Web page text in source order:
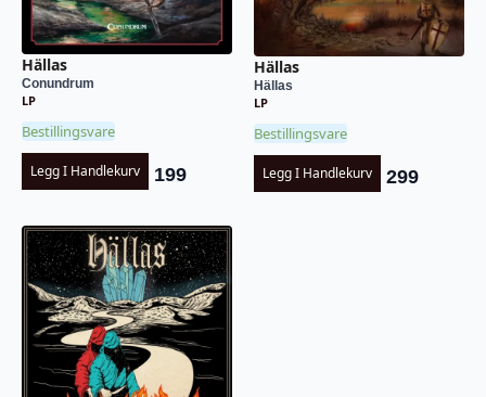
Hällas
Conundrum
LP
Bestillingsvare
Legg I Handlekurv 199
Hällas
Hällas
LP
Bestillingsvare
Legg I Handlekurv 299